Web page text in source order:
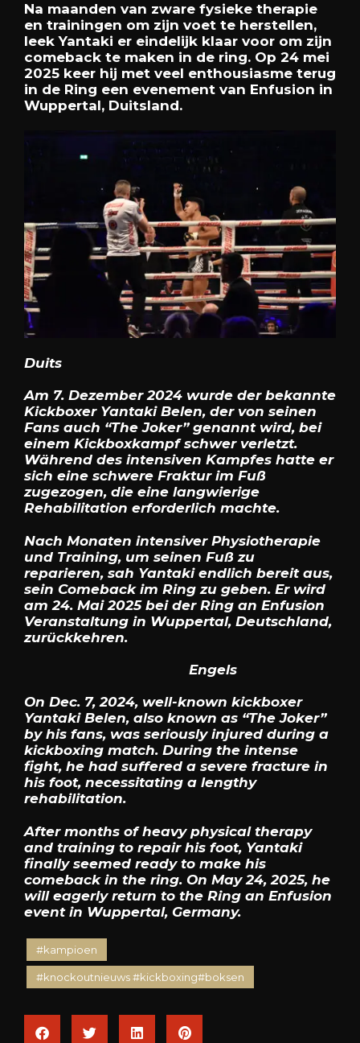
Na maanden van zware fysieke therapie
en trainingen om zijn voet te herstellen,
leek Yantaki er eindelijk klaar voor om zijn
comeback te maken in de ring. Op 24 mei
2025 keer hij met veel enthousiasme terug
in de Ring een evenement van Enfusion in
Wuppertal, Duitsland.
Duits
Am 7. Dezember 2024 wurde der bekannte
Kickboxer Yantaki Belen, der von seinen
Fans auch “The Joker” genannt wird, bei
einem Kickboxkampf schwer verletzt.
Während des intensiven Kampfes hatte er
sich eine schwere Fraktur im Fuß
zugezogen, die eine langwierige
Rehabilitation erforderlich machte.
Nach Monaten intensiver Physiotherapie
und Training, um seinen Fuß zu
reparieren, sah Yantaki endlich bereit aus,
sein Comeback im Ring zu geben. Er wird
am 24. Mai 2025 bei der Ring an Enfusion
Veranstaltung in Wuppertal, Deutschland,
zurückkehren.
Engels
On Dec. 7, 2024, well-known kickboxer
Yantaki Belen, also known as “The Joker”
by his fans, was seriously injured during a
kickboxing match. During the intense
fight, he had suffered a severe fracture in
his foot, necessitating a lengthy
rehabilitation.
After months of heavy physical therapy
and training to repair his foot, Yantaki
finally seemed ready to make his
comeback in the ring. On May 24, 2025, he
will eagerly return to the Ring an Enfusion
event in Wuppertal, Germany.
#kampioen
#knockoutnieuws #kickboxing#boksen